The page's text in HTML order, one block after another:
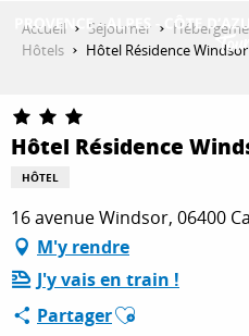
DÉCOUVRIR
QUE FAIRE ?
SÉJOURNER
Accueil Séjourner
Hôtels
Hôtel Résidence Windsor
Hôtel Résidence
HÔTEL
16 avenue Windsor, 06400
M'y rendre
J'y vais en train !
PartagerAjouter aux